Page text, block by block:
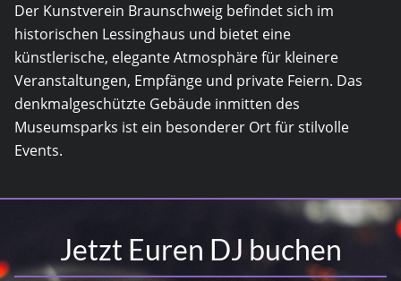
Der Kunstverein Braunschweig befindet sich im
historischen Lessinghaus und bietet eine
künstlerische, elegante Atmosphäre für kleinere
Veranstaltungen, Empfänge und private Feiern. Das
denkmalgeschützte Gebäude inmitten des
Museumsparks ist ein besonderer Ort für stilvolle
Events.
Jetzt Euren DJ buchen